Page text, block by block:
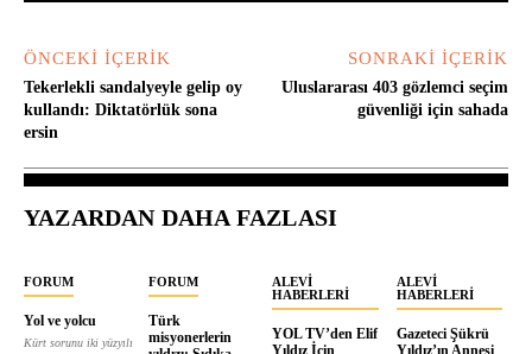
ÖNCEKI İÇERIK
Tekerlekli sandalyeyle gelip oy
kullandı: Diktatörlük sona
ersin
SONRAKI İÇERIK
Uluslararası 403 gözlemci seçim
güvenliği için sahada
YAZARDAN DAHA FAZLASI
FORUM
Yol ve yolcu
Kürt sorunu iki yüzyılı
FORUM
Türk
misyonerlerin
ALEVI
HABERLERI
YOL TV’den Elif
Yıldız İçin
ALEVI
HABERLERI
Gazeteci Şükrü
Yıldız’ın Annesi